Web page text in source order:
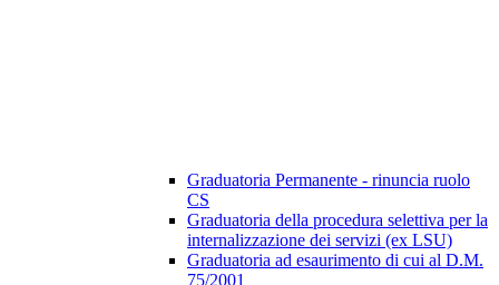
Graduatoria Permanente - rinuncia ruolo
CS
Graduatoria della procedura selettiva per la
internalizzazione dei servizi (ex LSU)
Graduatoria ad esaurimento di cui al D.M.
75/2001